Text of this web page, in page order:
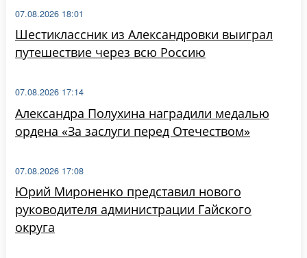
Шестиклассник из Александровки выиграл
путешествие через всю Россию
07.08.2026 18:01
Александра Полухина наградили медалью
ордена «За заслуги перед Отечеством»
07.08.2026 17:14
Юрий Мироненко представил нового
руководителя администрации Гайского
округа
07.08.2026 17:08